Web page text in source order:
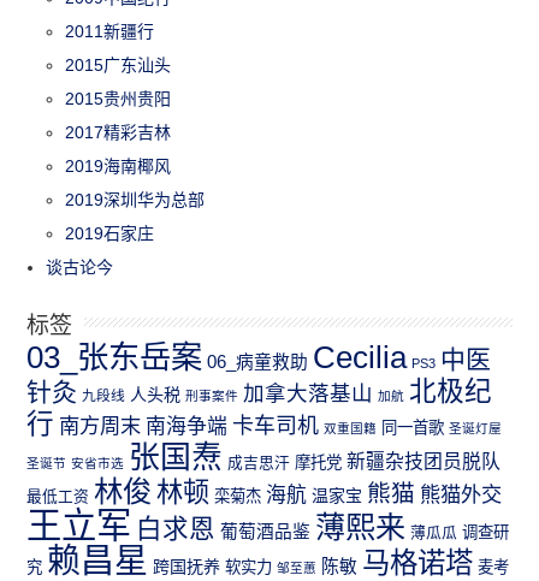
2011新疆行
2015广东汕头
2015贵州贵阳
2017精彩吉林
2019海南椰风
2019深圳华为总部
2019石家庄
谈古论今
标签
03_张东岳案 06_病童救助 Cecilia PS3 中医
针灸 九段线 人头税 刑事案件 加拿大落基山 加航 北极纪
行 南方周末 南海争端 卡车司机 双重国籍 同一首歌 圣诞灯屋
圣诞节 安省市选 张国焘 成吉思汗 摩托党 新疆杂技团员脱队
最低工资 林俊 林顿 栾菊杰 海航 温家宝 熊猫 熊猫外交
王立军 白求恩 葡萄酒品鉴 薄熙来 薄瓜瓜 调查研
究 赖昌星 跨国抚养 软实力 邹至蕙 陈敏 马格诺塔 麦考